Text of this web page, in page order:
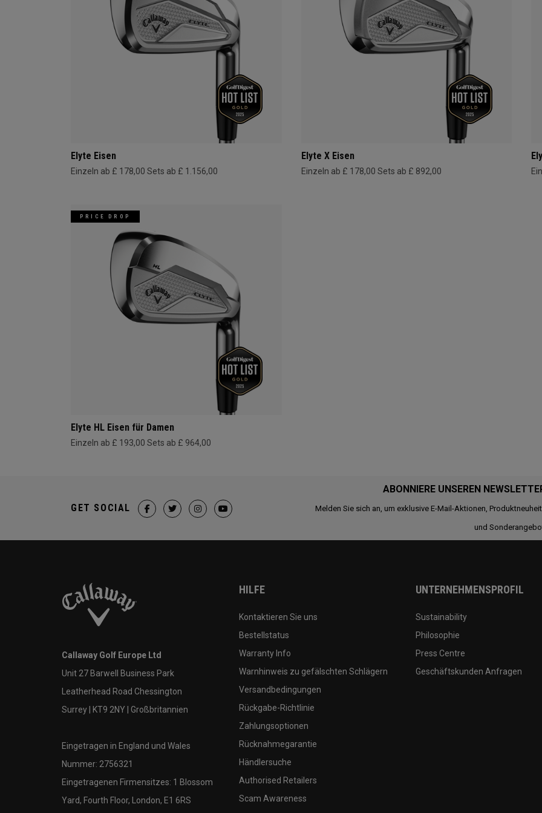
Elyte Eisen
Einzeln ab £ 178,00 Sets ab £ 1.156,00
Elyte X Eisen
Einzeln ab £ 178,00 Sets ab £ 892,00
PRICE DROP
Elyte HL Eisen für Damen
Einzeln ab £ 193,00 Sets ab £ 964,00
ABONNIERE UNSEREN
Melden Sie sich an, um exklusive E-Mail-Aktionen,
und
GET SOCIAL
Callaway Golf Europe Ltd
Unit 27 Barwell Business Park
Leatherhead Road Chessington
Surrey | KT9 2NY | Großbritannien
Eingetragen in England und Wales
Nummer: 2756321
Eingetragenen Firmensitzes: 1 Blossom
Yard, Fourth Floor, London, E1 6RS
HILFE
Kontaktieren Sie uns
Bestellstatus
Warranty Info
Warnhinweis zu gefälschten Schlägern
Versandbedingungen
Rückgabe-Richtlinie
Zahlungsoptionen
Rücknahmegarantie
Händlersuche
Authorised Retailers
Scam Awareness
UNTERNEHMENSPROFIL
Sustainability
Philosophie
Press Centre
Geschäftskunden Anfragen